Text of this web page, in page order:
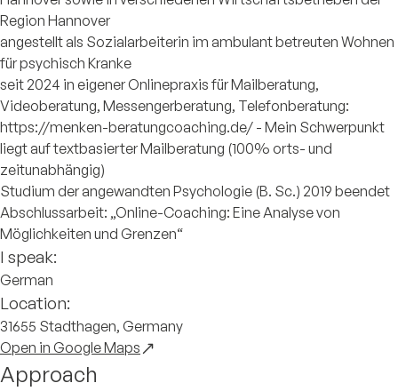
Region Hannover
angestellt als Sozialarbeiterin im ambulant betreuten Wohnen
für psychisch Kranke
seit 2024 in eigener Onlinepraxis für Mailberatung,
Videoberatung, Messengerberatung, Telefonberatung:
https://menken-beratungcoaching.de/ - Mein Schwerpunkt
liegt auf textbasierter Mailberatung (100% orts- und
zeitunabhängig)
Studium der angewandten Psychologie (B. Sc.) 2019 beendet
Abschlussarbeit: „Online-Coaching: Eine Analyse von
Möglichkeiten und Grenzen“
I speak:
German
Location:
31655 Stadthagen, Germany
Open in Google Maps
Approach